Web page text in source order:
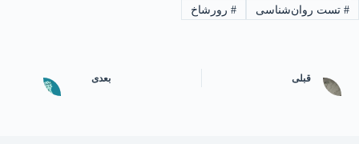
#تست روان‌شناسی #رورشاخ
قبلی بعدی